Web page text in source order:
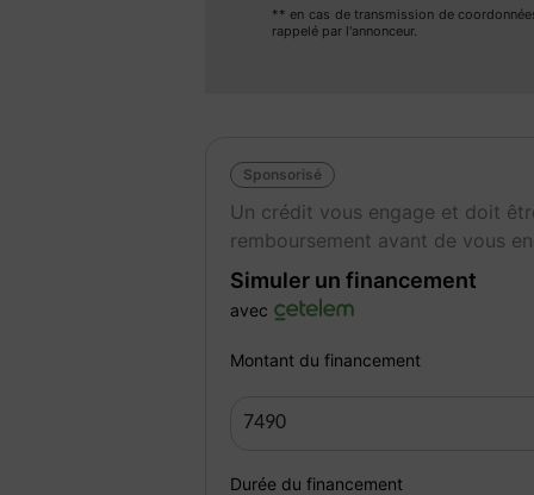
Visite virtuelle WhatsApp / FaceTime (sur
RESEAU NATIONAL D'AGENCE DEPUIS
L'agence BHCAR DU BASSIN
Lundi : Fermé
Mardi - Vendredi de 9h30 - 12H30 & 13H30
Samedi de 10H00 - 18H00.
UNIQUEMENT SUR RENDEZ VOUS
Couleur
** en cas de transmission de
rappelé par l'annonceur.
Sponsorisé
Un crédit vous engage et doit
remboursement avant de vous
Simuler un financement
avec
Montant du financement
Durée du financement